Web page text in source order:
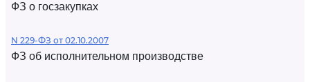
ФЗ о госзакупках
N 229-ФЗ от 02.10.2007
ФЗ об исполнительном производстве